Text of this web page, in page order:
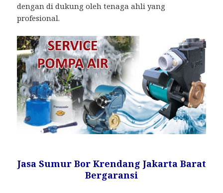
dengan di dukung oleh tenaga ahli yang
profesional.
Jasa Sumur Bor Krendang Jakarta Barat
Bergaransi